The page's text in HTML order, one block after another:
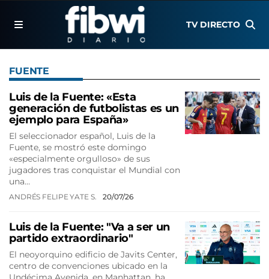
TV DIRECTO
FUENTE
Luis de la Fuente: «Esta
generación de futbolistas es un
ejemplo para España»
El seleccionador español, Luis de la
Fuente, se mostró este domingo
«especialmente orgulloso» de sus
jugadores tras conquistar el Mundial con
una…
ANDRÉS FELIPE YATE S. 20/07/26
Luis de la Fuente: "Va a ser un
partido extraordinario"
El neoyorquino edificio de Javits Center,
centro de convenciones ubicado en la